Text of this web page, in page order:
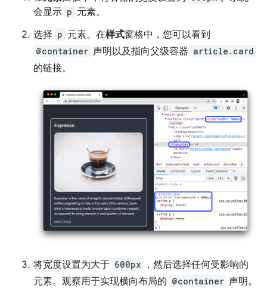
会显示 p 元素。
选择 p 元素。在样式窗格中，您可以看到
@container 声明以及指向父级容器 article.card
的链接。
将宽度设置为大于 600px
，然后选择任何受影响的
元素。观察用于实现横向布局的 @container 声明。